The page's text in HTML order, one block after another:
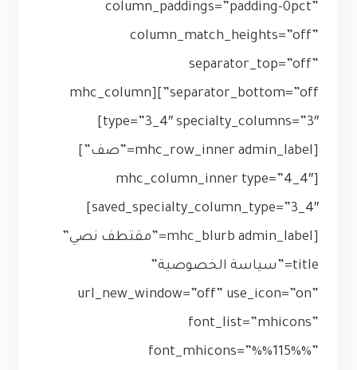
column_paddings=”padding-0pct”
column_match_heights=”off”
separator_top=”off”
separator_bottom=”off”][mhc_column
type=”3_4″ specialty_columns=”3″]
[mhc_row_inner admin_label=”صف”]
[mhc_column_inner type=”4_4″
saved_specialty_column_type=”3_4″]
[mhc_blurb admin_label=”مقتطف نصي”
title=”سياسة الخصوصية”
url_new_window=”off” use_icon=”on”
font_list=”mhicons”
font_mhicons=”%%115%%”